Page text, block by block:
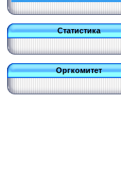
Статистика
Оргкомитет